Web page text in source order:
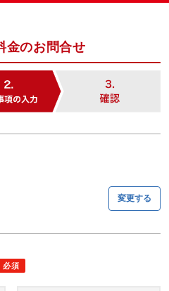
金のお問合せ
変更する